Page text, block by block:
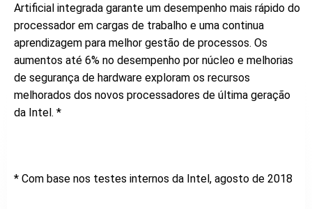
Artificial integrada garante um desempenho mais rápido do
processador em cargas de trabalho e uma continua
aprendizagem para melhor gestão de processos. Os
aumentos até 6% no desempenho por núcleo e melhorias
de segurança de hardware exploram os recursos
melhorados dos novos processadores de última geração
da Intel. *
* Com base nos testes internos da Intel, agosto de 2018